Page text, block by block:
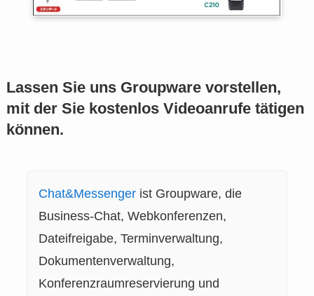
Lassen Sie uns Groupware vorstellen,
mit der Sie kostenlos Videoanrufe tätigen
können.
Chat&Messenger ist Groupware, die
Business-Chat, Webkonferenzen,
Dateifreigabe, Terminverwaltung,
Dokumentenverwaltung,
Konferenzraumreservierung und